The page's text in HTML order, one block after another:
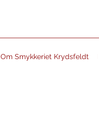
Om Smykkeriet Krydsfeldt